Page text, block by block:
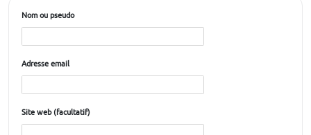
Nom ou pseudo
Adresse email
Site web (facultatif)